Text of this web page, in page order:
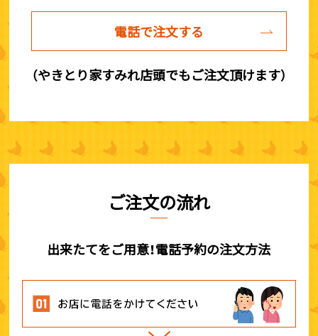
電話で注文する
（やきとり家すみれ店頭でもご注文頂けます）
ご注文の流れ
出来たてをご用意！電話予約の注文方法